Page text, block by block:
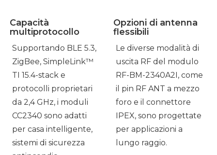
Capacità
multiprotocollo
Supportando BLE 5.3,
ZigBee, SimpleLink™
TI 15.4-stack e
protocolli proprietari
da 2,4 GHz, i moduli
CC2340 sono adatti
per casa intelligente,
sistemi di sicurezza
Opzioni di antenna
flessibili
Le diverse modalità di
uscita RF del modulo
RF-BM-2340A2I, come
il pin RF ANT a mezzo
foro e il connettore
IPEX, sono progettate
per applicazioni a
lungo raggio.